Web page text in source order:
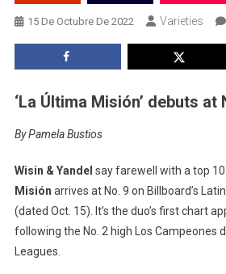
15 De Octubre De 2022 Varieties
‘La Última Misión’ debuts at
By Pamela Bustios
Wisin & Yandel say farewell with a top
Misión arrives at No. 9 on Billboard’s
(dated Oct. 15). It’s the duo’s first chart
following the No. 2 high Los Campeones
Leagues.